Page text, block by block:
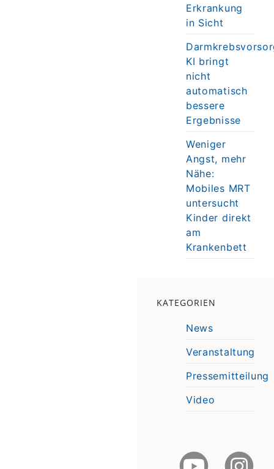
Erkrankung
in Sicht
KI bringt
nicht
automatisch
bessere
Ergebnisse
Weniger
Angst, mehr
Nähe:
Mobiles MRT
untersucht
Kinder direkt
am
Krankenbett
KATEGORIEN
News
Veranstaltung
Pressemitteilung
Video